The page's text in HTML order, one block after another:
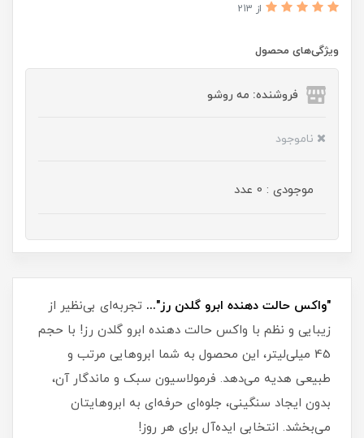
از 213
ویژگی‌های محصول
فروشنده: مه رو‌شو
ناموجود
موجودی : 0 عدد
"واکس حالت دهنده ابرو گلدن رز"... تجربه‌ای بی‌نظیر از
زیبایی و نظم با واکس حالت دهنده ابرو گلدن رز! با حجم
45 میلی‌لیتر، این محصول به شما ابروهایی مرتب و
طبیعی هدیه می‌دهد. فرمولاسیون سبک و ماندگار آن،
بدون ایجاد سنگینی، جلوه‌ای حرفه‌ای به ابروهایتان
می‌بخشد. انتخابی ایده‌آل برای هر روز!